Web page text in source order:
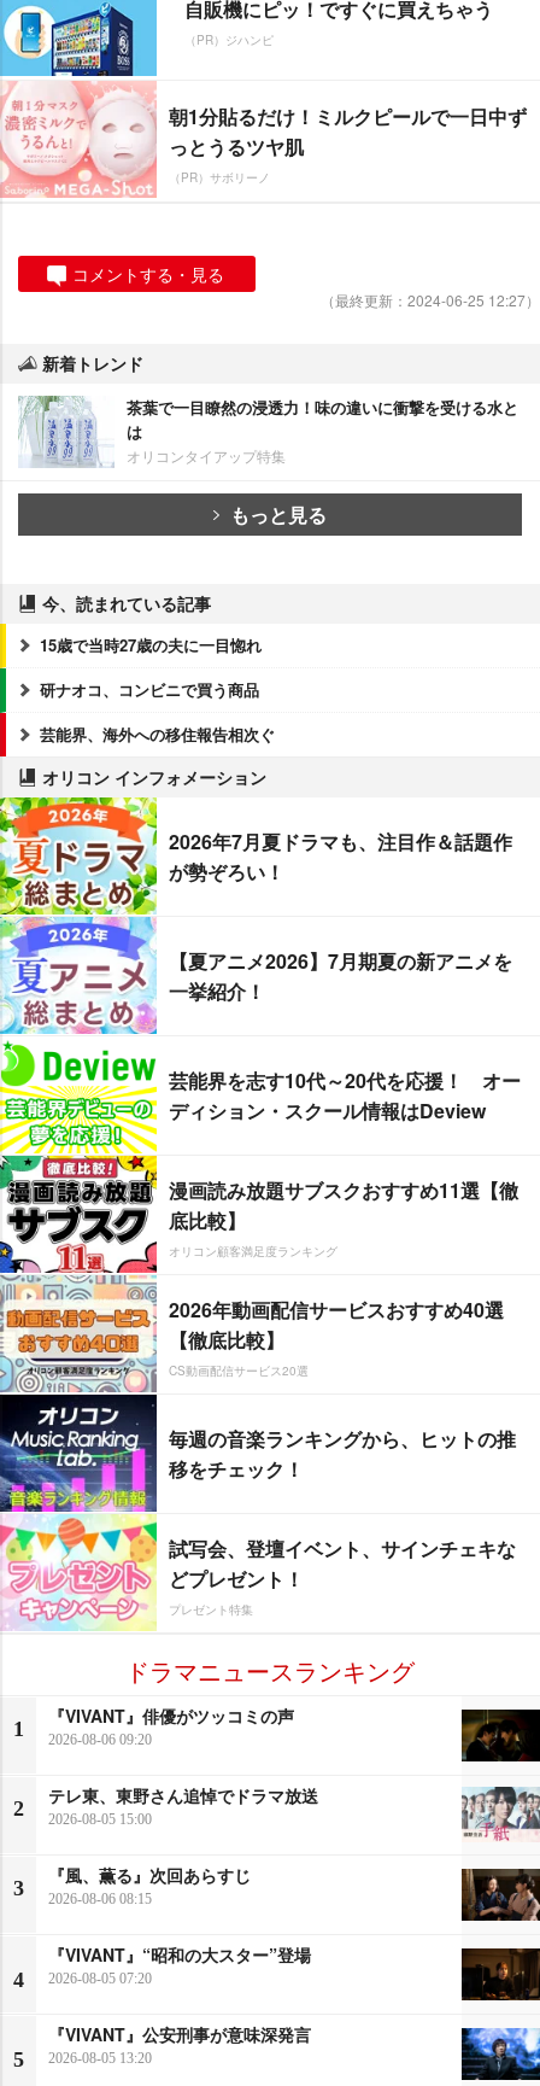
自販機にピッ！ですぐに買えちゃう
（PR）ジハンピ
朝1分貼るだけ！ミルクピールで一日中ず
っとうるツヤ肌
（PR）サボリーノ
コメントする・見る
（最終更新：2024-06-25 12:27）
新着トレンド
茶葉で一目瞭然の浸透力！味の違いに衝撃を受ける水と
は
オリコンタイアップ特集
もっと見る
今、読まれている記事
15歳で当時27歳の夫に一目惚れ
研ナオコ、コンビニで買う商品
芸能界、海外への移住報告相次ぐ
オリコン インフォメーション
2026年7月夏ドラマも、注目作＆話題作
が勢ぞろい！
【夏アニメ2026】7月期夏の新アニメを
一挙紹介！
芸能界を志す10代～20代を応援！ オー
ディション・スクール情報はDeview
漫画読み放題サブスクおすすめ11選【徹
底比較】
オリコン顧客満足度ランキング
2026年動画配信サービスおすすめ40選
【徹底比較】
CS動画配信サービス20選
毎週の音楽ランキングから、ヒットの推
移をチェック！
試写会、登壇イベント、サインチェキな
どプレゼント！
プレゼント特集
ドラマニュースランキング
1
『VIVANT』俳優がツッコミの声
2026-08-06 09:20
2
テレ東、東野さん追悼でドラマ放送
2026-08-05 15:00
3
『風、薫る』次回あらすじ
2026-08-06 08:15
4
『VIVANT』“昭和の大スター”登場
2026-08-05 07:20
5
『VIVANT』公安刑事が意味深発言
2026-08-05 13:20